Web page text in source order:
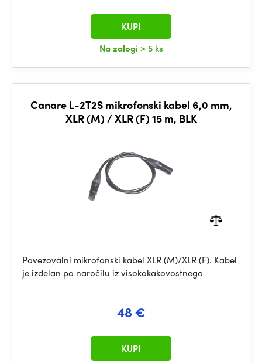
Na zalogi > 5 ks
KUPI
Canare L-2T2S mikrofonski kabel 6,0 mm,
XLR (M) / XLR (F) 15 m, BLK
Povezovalni mikrofonski kabel XLR (M)/XLR (F). Kabel
je izdelan po naročilu iz visokokakovostnega
48 €
KUPI